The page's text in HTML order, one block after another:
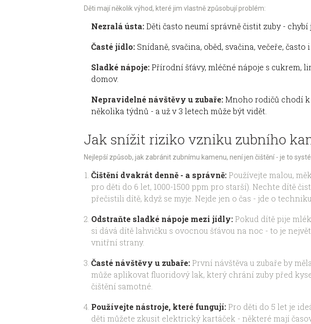
Děti mají několik výhod, které jim vlastně způsobují problém:
Nezralá ústa:Děti často neumí správně čistit zuby -
Časté jídlo: Snídaně, svačina, oběd, svačina, večeře,
Sladké nápoje:Přírodní šťávy, mléčné nápoje s cukrem,
domov.
Nepravidelné návštěvy u zubaře:Mnoho rodičů chodí k
několika týdnů - a už v 3 letech může být vidět.
Jak snížit riziko vzniku zubního
Nejlepší způsob, jak zabránit zubnímu kamenu, není jen čištění - je to
Čištění dvakrát denně - a správně: Používejte malou,
pro děti do 6 let, 1000-1500 ppm pro starší). Nechte dítě
přečistili dítě, když se myje. Nejde jen o čas - jde o
Odstraňte sladké nápoje mezi jídly: Pokud dítě pije
si dává dítě lahvičku s ovocnou šťávou na noc - to je
vnitřní strany.
Časté návštěvy u zubaře: První návštěva u zubaře by
může aplikovat fluoridový lak, který chrání zuby před
čištění samotné.
Používejte nástroje, které fungují: Pro děti do 5 let je
děti můžete zkusit elektrický kartáček - některé mají